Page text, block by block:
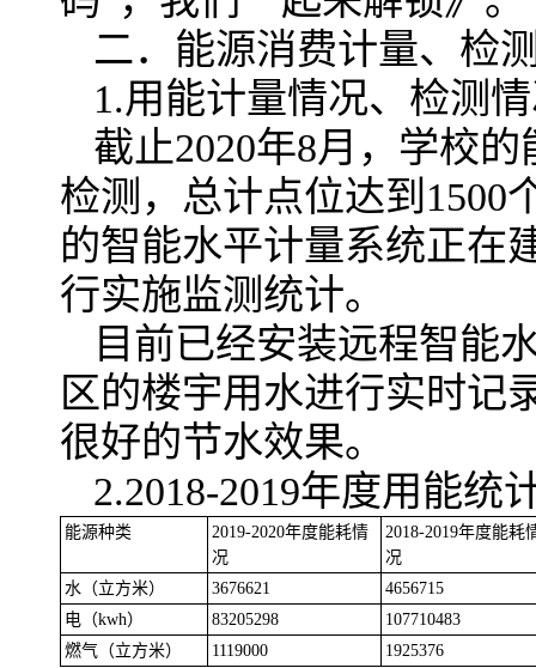
二．能源消费计量、检
1.用能计量情况、检测
截止2020年8月，学校
检测，总计点位达到1500
的智能水平计量系统正在
行实施监测统计。
目前已经安装远程智能
区的楼宇用水进行实时记
很好的节水效果。
2.2018-2019年度用能统
能源种类
2019-2020年度能耗情
况
2018-2019年度能耗
况
水（立方米）
3676621
4656715
电（kwh）
83205298
107710483
燃气（立方米）
1119000 1925376